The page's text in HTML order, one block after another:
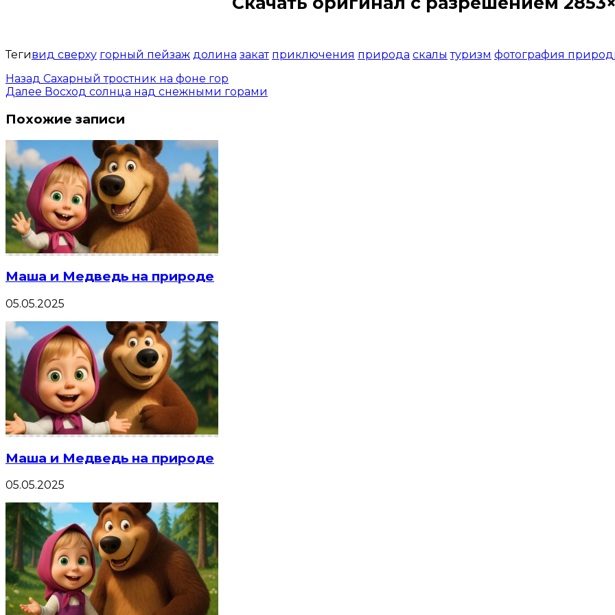
Тегивид сверху горный пейзаж долина закат приключения природа скалы туризм фотография
Назад Сахарный тростник на фоне гор
Далее Восход солнца над снежными горами
Похожие записи
Маша и Медведь на природе
05.05.2025
Маша и Медведь на природе
05.05.2025